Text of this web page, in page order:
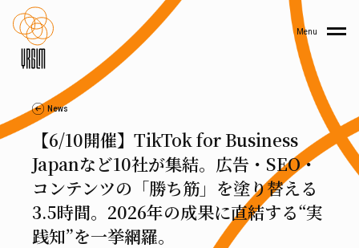
Menu
News
【6/10開催】TikTok for Business
Japanなど10社が集結。広告・SEO・
コンテンツの「勝ち筋」を塗り替える
3.5時間。2026年の成果に直結する“実
践知”を一挙網羅。